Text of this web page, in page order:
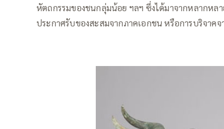
หัตถกรรมของชนกลุ่มน้อย ฯลฯ ซึ่งได้มาจากหลากหล
ประกาศรับของสะสมจากภาคเอกชน หรือการบริจาค